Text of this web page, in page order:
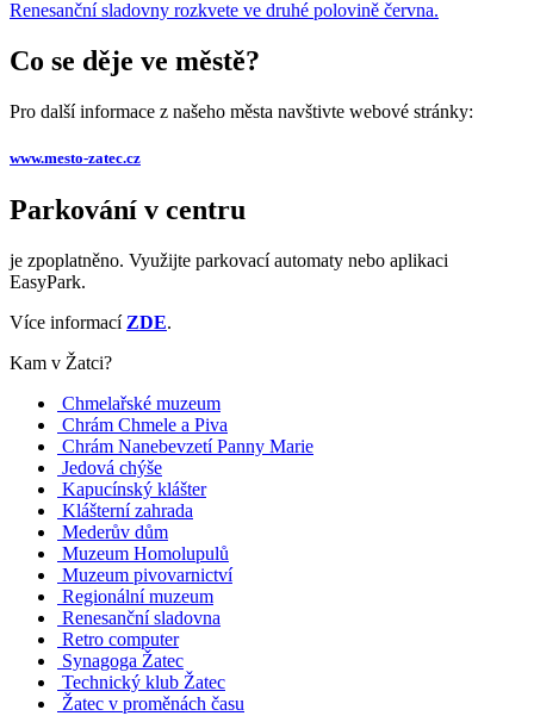
Renesanční sladovny rozkvete ve druhé polovině června.
Co se děje ve městě?
Pro další informace z našeho města navštivte webové stránky:
www.mesto-zatec.cz
Parkování v centru
je zpoplatněno. Využijte parkovací automaty nebo aplikaci
EasyPark.
Více informací ZDE.
Kam v Žatci?
Chmelařské muzeum
Chrám Chmele a Piva
Chrám Nanebevzetí Panny Marie
Jedová chýše
Kapucínský klášter
Klášterní zahrada
Mederův dům
Muzeum Homolupulů
Muzeum pivovarnictví
Regionální muzeum
Renesanční sladovna
Retro computer
Synagoga Žatec
Technický klub Žatec
Žatec v proměnách času